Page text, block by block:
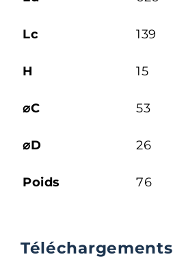
Lc 139
H 15
⌀C 53
⌀D 26
Poids 76
Téléchargements